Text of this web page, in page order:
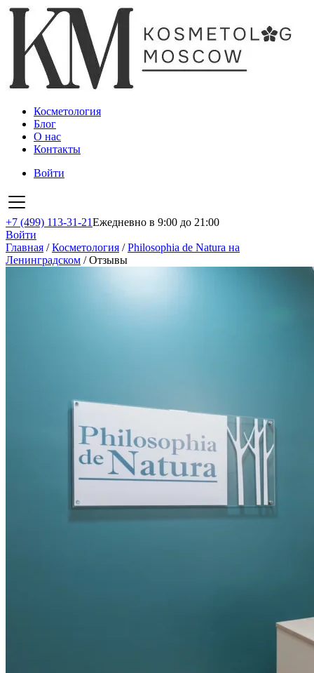
Косметология
Блог
О нас
Контакты
Войти
+7 (499) 113-31-21Ежедневно в 9:00 до 21:00
Войти
Главная /Косметология /Philosophia de Natura на
Ленинградском /Отзывы